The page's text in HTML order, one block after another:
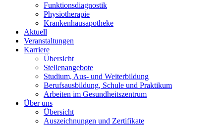
Funktionsdiagnostik
Physiotherapie
Krankenhausapotheke
Aktuell
Veranstaltungen
Karriere
Übersicht
Stellenangebote
Studium, Aus- und Weiterbildung
Berufsausbildung, Schule und Praktikum
Arbeiten im Gesundheitszentrum
Über uns
Übersicht
Auszeichnungen und Zertifikate